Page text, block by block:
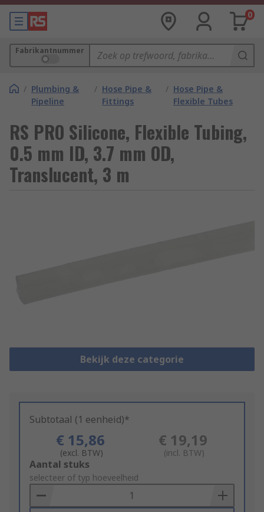
0
Fabrikantnummer
/ Plumbing &
Pipeline
/ Hose Pipe &
Fittings
/ Hose Pipe &
Flexible Tubes
RS PRO Silicone, Flexible Tubing,
0.5 mm ID, 3.7 mm OD,
Translucent, 3 m
Bekijk deze categorie
Subtotaal (1 eenheid)*
€ 15,86
(excl. BTW)
€ 19,19
(incl. BTW)
Add
to
Basket
Aantal stuks
selecteer of typ hoeveelheid